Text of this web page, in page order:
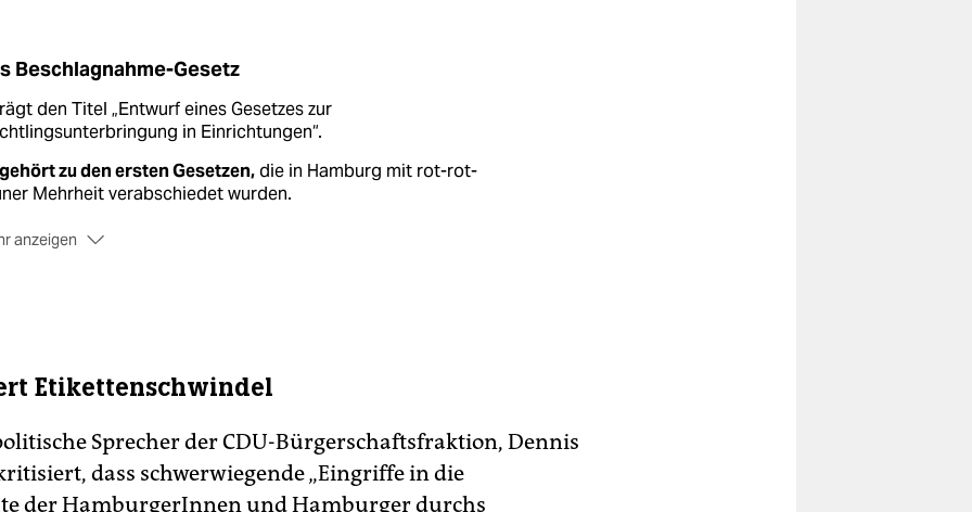
Beschlagnahme-Gesetz
den Titel „Entwurf eines Gesetzes zur
in Einrichtungen“.
zu den ersten Gesetzen,die in Hamburg mit rot-rot-
Mehrheit verabschiedet wurden.
anzeigen
der Hamburgischen Bürgerschaft unter der
21/1677.
Etikettenschwindel
Sprecher der CDU-Bürgerschaftsfraktion, Dennis
dass schwerwiegende „Eingriffe in die
der HamburgerInnen und Hamburger durchs